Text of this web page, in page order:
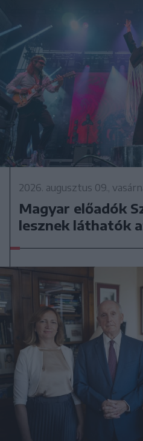
2026. augusztus 09.,
Magyar előadók
lesznek láthatók